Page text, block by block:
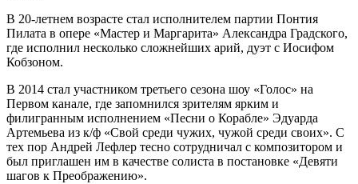
В 20-летнем возрасте стал исполнителем партии Понтия
Пилата в опере «Мастер и Маргарита» Александра Градского,
где исполнил несколько сложнейших арий, дуэт с Иосифом
Кобзоном.
В 2014 стал участником третьего сезона шоу «Голос» на
Первом канале, где запомнился зрителям ярким и
филигранным исполнением «Песни о Корабле» Эдуарда
Артемьева из к/ф «Свой среди чужих, чужой среди своих». С
тех пор Андрей Лефлер тесно сотрудничал с композитором и
был приглашен им в качестве солиста в постановке «Девяти
шагов к Преображению».